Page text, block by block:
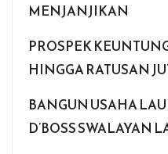
MENJANJIKAN
PROSPEK
HINGGA RATUSAN
BANGUN USAHA
D’BOSS SWALAYAN